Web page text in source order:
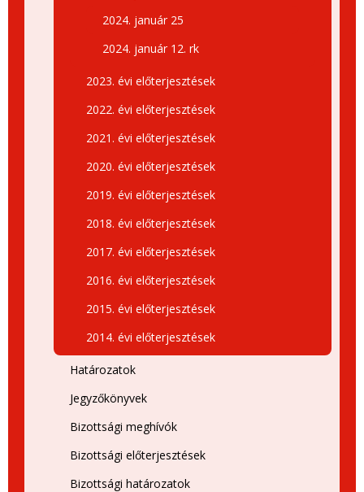
2024. január 25
2024. január 12. rk
2023. évi előterjesztések
2022. évi előterjesztések
2021. évi előterjesztések
2020. évi előterjesztések
2019. évi előterjesztések
2018. évi előterjesztések
2017. évi előterjesztések
2016. évi előterjesztések
2015. évi előterjesztések
2014. évi előterjesztések
Határozatok
Jegyzőkönyvek
Bizottsági meghívók
Bizottsági előterjesztések
Bizottsági határozatok